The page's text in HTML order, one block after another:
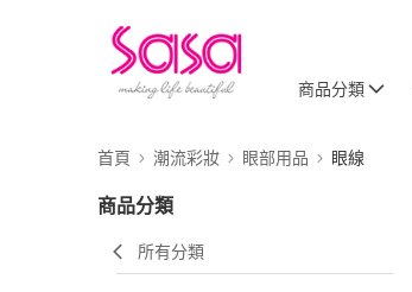
商品分類
首頁 潮流彩妝 眼部用品 眼線
商品分類
所有分類